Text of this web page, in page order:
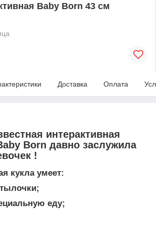
Baby Born 43 см
Доставка Оплата
интерактивная
Born давно заслужила
!
кукла умеет:
еду;